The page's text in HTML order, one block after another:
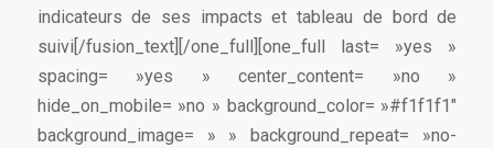
indicateurs de ses impacts et tableau de bord de
suivi[/fusion_text][/one_full][one_full last= »yes »
spacing= »yes » center_content= »no »
hide_on_mobile= »no » background_color= »#f1f1f1″
background_image= » » background_repeat= »no-